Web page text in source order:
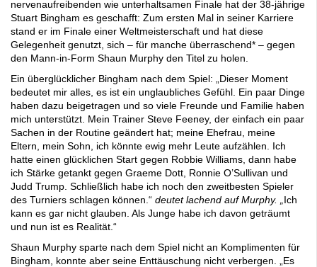
nervenaufreibenden wie unterhaltsamen Finale hat der 38-jährige
Stuart Bingham es geschafft: Zum ersten Mal in seiner Karriere
stand er im Finale einer Weltmeisterschaft und hat diese
Gelegenheit genutzt, sich – für manche überraschend* – gegen
den Mann-in-Form Shaun Murphy den Titel zu holen.
Ein überglücklicher Bingham nach dem Spiel: „Dieser Moment
bedeutet mir alles, es ist ein unglaubliches Gefühl. Ein paar Dinge
haben dazu beigetragen und so viele Freunde und Familie haben
mich unterstützt. Mein Trainer Steve Feeney, der einfach ein paar
Sachen in der Routine geändert hat; meine Ehefrau, meine
Eltern, mein Sohn, ich könnte ewig mehr Leute aufzählen. Ich
hatte einen glücklichen Start gegen Robbie Williams, dann habe
ich Stärke getankt gegen Graeme Dott, Ronnie O’Sullivan und
Judd Trump. Schließlich habe ich noch den zweitbesten Spieler
des Turniers schlagen können.“ deutet lachend auf Murphy. „ Ich
kann es gar nicht glauben. Als Junge habe ich davon geträumt
und nun ist es Realität.“
Shaun Murphy sparte nach dem Spiel nicht an Komplimenten für
Bingham, konnte aber seine Enttäuschung nicht verbergen. „Es